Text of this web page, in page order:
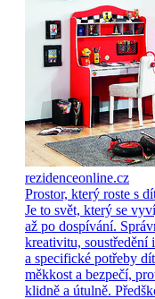
rezidenceonline.cz
Prostor, který roste s
Je to svět, který se
až po dospívání.
kreativitu, soustředění
a specifické potřeby
měkkost a bezpečí,
klidně a útulně.